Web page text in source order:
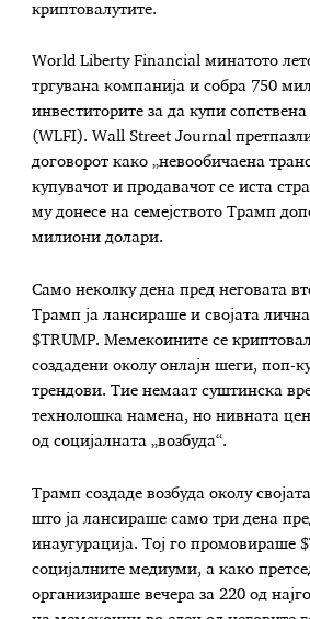
криптовалутите.
World Liberty Financial минатото
тргувана компанија и собра 750
инвеститорите за да купи
(WLFI). Wall Street Journal
договорот како „невообичаена
купувачот и продавачот се иста
му донесе на семејството Трамп
милиони долари.
Само неколку дена пред неговата
Трамп ја лансираше и својата
$TRUMP. Мемекоините се
создадени околу онлајн шеги, поп-
трендови. Тие немаат суштинска
технолошка намена, но нивната
од социјалната „возбуда“.
Трамп создаде возбуда околу
што ја лансираше само три дена
инаугурација. Тој го промовираше
социјалните медиуми, а како
организираше вечера за 220 од